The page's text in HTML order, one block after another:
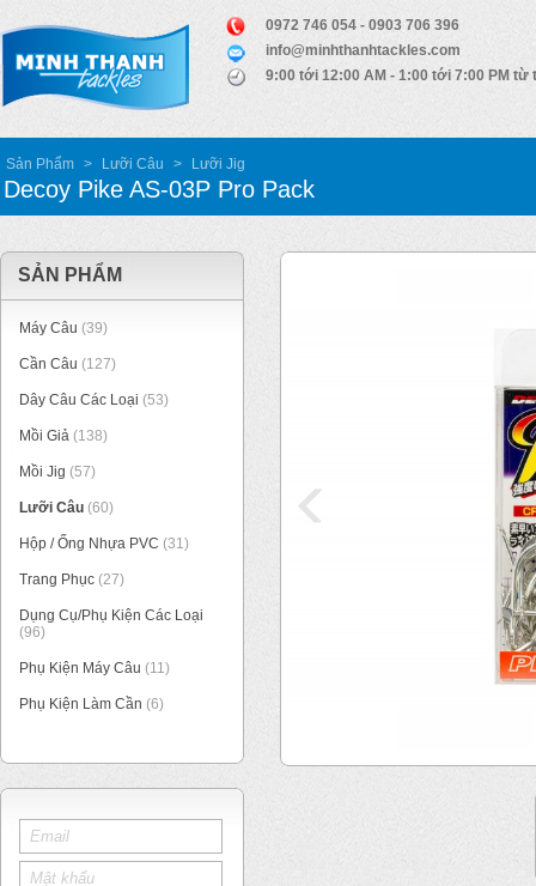
0972 746 054 - 0903 706 396
info@minhthanhtackles.com
9:00 tới 12:00 AM - 1:00 tới 7:00 PM từ
Sản Phẩm > Lưỡi Câu > Lưỡi Jig
Decoy Pike AS-03P Pro Pack
SẢN PHẨM
Máy Câu (39)
Cần Câu (127)
Dây Câu Các Loại (53)
Mồi Giả (138)
Mồi Jig (57)
Lưỡi Câu (60)
Hộp / Ống Nhựa PVC (31)
Trang Phục (27)
Dụng Cụ/Phụ Kiện Các Loại
(96)
Phụ Kiện Máy Câu (11)
Phụ Kiện Làm Cần (6)